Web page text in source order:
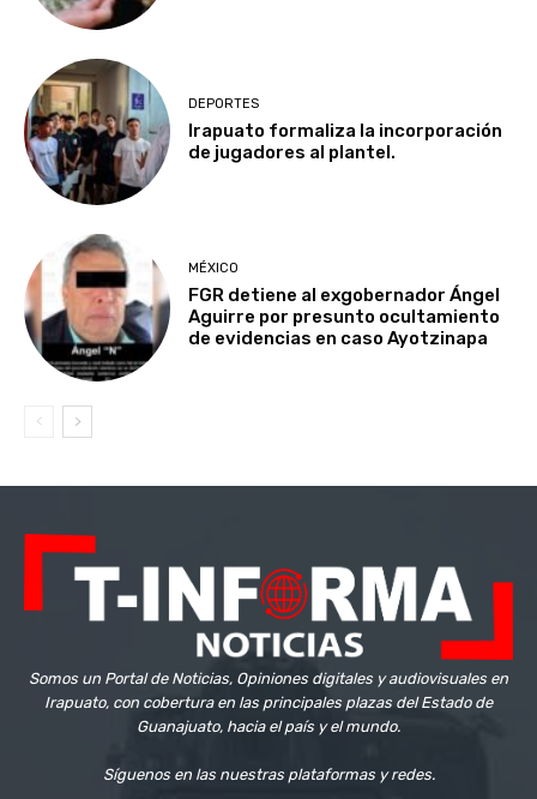
DEPORTES
Irapuato formaliza la incorporación
de jugadores al plantel.
MÉXICO
FGR detiene al exgobernador Ángel
Aguirre por presunto ocultamiento
de evidencias en caso Ayotzinapa
Somos un Portal de Noticias, Opiniones digitales y audiovisuales en
Irapuato, con cobertura en las principales plazas del Estado de
Guanajuato, hacia el país y el mundo.
Síguenos en las nuestras plataformas y redes.